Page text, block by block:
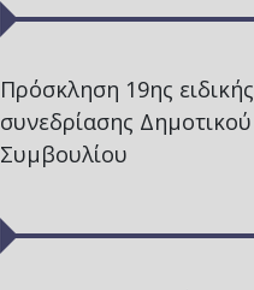
Πρόσκληση 19ης ειδικής
συνεδρίασης Δημοτικού
Συμβουλίου